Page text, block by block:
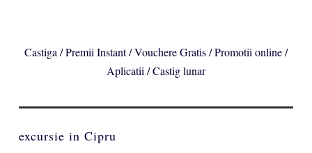
Castiga / Premii Instant / Vouchere Gratis / Promotii online /
Aplicatii / Castig lunar
excursie in Cipru